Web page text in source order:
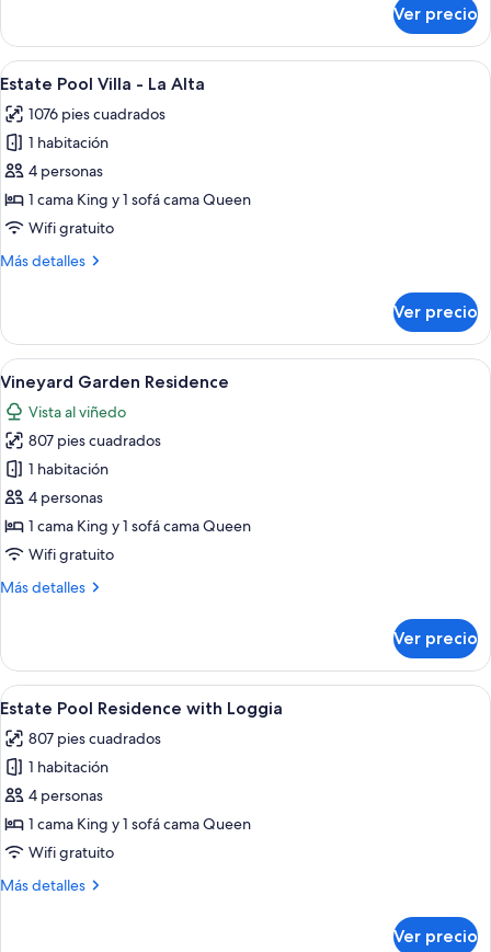
Villa
Capo
Meneghetti
Pool
Ver precio
Abrir
todas
las
fotos
de
Estate
Pool
-
Una sala moderna con un ventanal
6
Estate Pool Villa - La Alta
1076 pies cuadrados
1 habitación
4 personas
1 cama King y 1 sofá cama Queen
Wifi gratuito
Más detalles
Más
Pool
Villa
-
Alta
Ver precio
Abrir
todas
las
fotos
de
Vineyard
Garden
Residence
Vista de un viñedo a través de una
6
Vineyard Garden Residence
Vista al viñedo
807 pies cuadrados
1 habitación
4 personas
1 cama King y 1 sofá cama Queen
Wifi gratuito
Más detalles
Más
Garden
Residence
Ver precio
Abrir
todas
las
fotos
de
Estate
Pool
with
Un edificio de piedra con una
6
Estate Pool Residence with Loggia
807 pies cuadrados
1 habitación
4 personas
1 cama King y 1 sofá cama Queen
Wifi gratuito
Más detalles
Más
Ver precio